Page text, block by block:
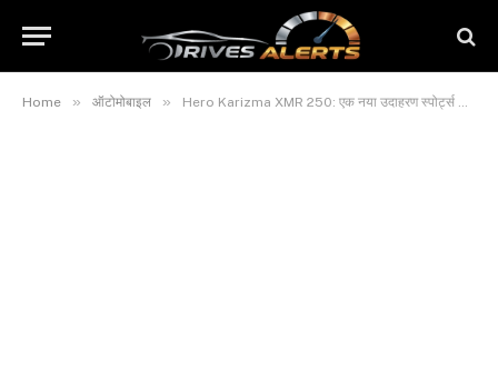
Home » ऑटोमोबाइल » Hero Karizma XMR 250: एक नया उदाहरण स्पोर्ट्स Bike की दुनिया में, देखिए Luxury Price